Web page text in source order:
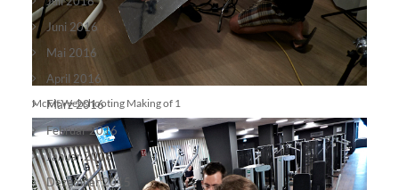
McFit Webshooting Making of 1
Juni 2016
Mai 2016
April 2016
März 2016
Februar 2016
Januar 2016
Dezember 2015